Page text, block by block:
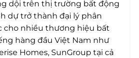
dội trên thị trường bất động
dự trở thành đại lý phân
cho nhiều thương hiệu bất
hàng đầu Việt Nam như
Homes, SunGroup tại cả